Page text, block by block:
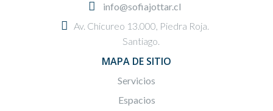
info@sofiajottar.cl
Av. Chicureo 13.000, Piedra Roja.
Santiago.
MAPA DE SITIO
Servicios
Espacios